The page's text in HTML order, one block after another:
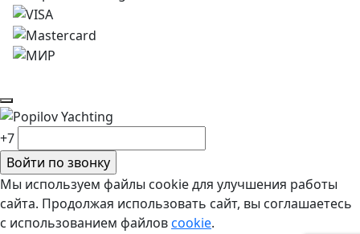
+7
Мы используем файлы cookie для улучшения работы
сайта. Продолжая использовать сайт, вы соглашаетесь
с использованием файловcookie.